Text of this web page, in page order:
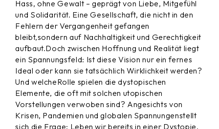
Hass, ohne Gewalt – geprägt von Liebe, Mitgefühl
und Solidarität. Eine Gesellschaft, die nicht in den
Fehlern der Vergangenheit gefangen
bleibt,sondern auf Nachhaltigkeit und Gerechtigkeit
aufbaut.Doch zwischen Hoffnung und Realität liegt
ein Spannungsfeld: Ist diese Vision nur ein fernes
Ideal oder kann sie tatsächlich Wirklichkeit werden?
Und welcheRolle spielen die dystopischen
Elemente, die oft mit solchen utopischen
Vorstellungen verwoben sind? Angesichts von
Krisen, Pandemien und globalen Spannungenstellt
sich die Frage: Leben wir bereits in einer Dystopie,